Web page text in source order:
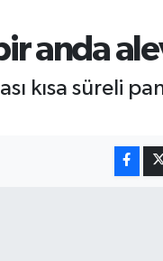
anda
kısa süreli